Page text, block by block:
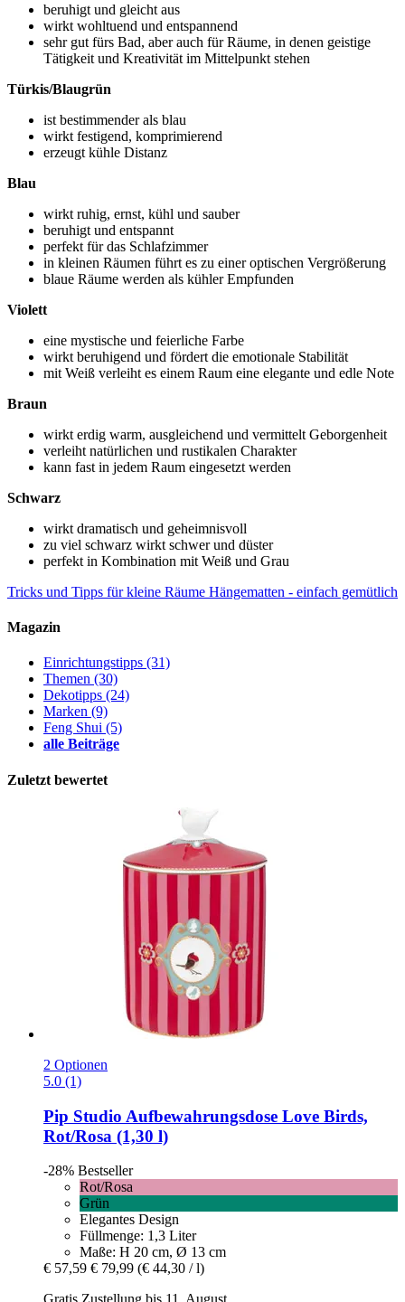
beruhigt und gleicht aus
wirkt wohltuend und entspannend
sehr gut fürs Bad, aber auch für Räume, in denen geistige
Tätigkeit und Kreativität im Mittelpunkt stehen
Türkis/Blaugrün
ist bestimmender als blau
wirkt festigend, komprimierend
erzeugt kühle Distanz
Blau
wirkt ruhig, ernst, kühl und sauber
beruhigt und entspannt
perfekt für das Schlafzimmer
in kleinen Räumen führt es zu einer optischen Vergrößerung
blaue Räume werden als kühler Empfunden
Violett
eine mystische und feierliche Farbe
wirkt beruhigend und fördert die emotionale Stabilität
mit Weiß verleiht es einem Raum eine elegante und edle Note
Braun
wirkt erdig warm, ausgleichend und vermittelt Geborgenheit
verleiht natürlichen und rustikalen Charakter
kann fast in jedem Raum eingesetzt werden
Schwarz
wirkt dramatisch und geheimnisvoll
zu viel schwarz wirkt schwer und düster
perfekt in Kombination mit Weiß und Grau
Tricks und Tipps für kleine Räume Hängematten - einfach gemütlich
Magazin
Einrichtungstipps (31)
Themen (30)
Dekotipps (24)
Marken (9)
Feng Shui (5)
alle Beiträge
Zuletzt bewertet
2 Optionen
5.0 (1)
Pip Studio Aufbewahrungsdose Love Birds,
Rot/Rosa (1,30 l)
-28% Bestseller
Rot/Rosa
Grün
Elegantes Design
Füllmenge: 1,3 Liter
Maße: H 20 cm, Ø 13 cm
€ 57,59 € 79,99 (€ 44,30 / l)